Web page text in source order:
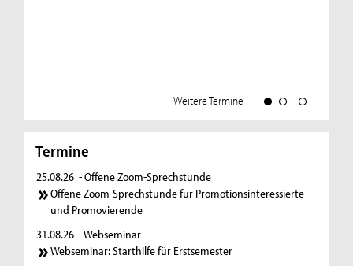
Weitere Termine
Termine
25.08.26 - Offene Zoom-Sprechstunde
Offene Zoom-Sprechstunde für Promotionsinteressierte
und Promovierende
31.08.26 - Webseminar
Webseminar: Starthilfe für Erstsemester